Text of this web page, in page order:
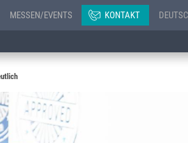
MESSEN/EVENTS KONTAKT